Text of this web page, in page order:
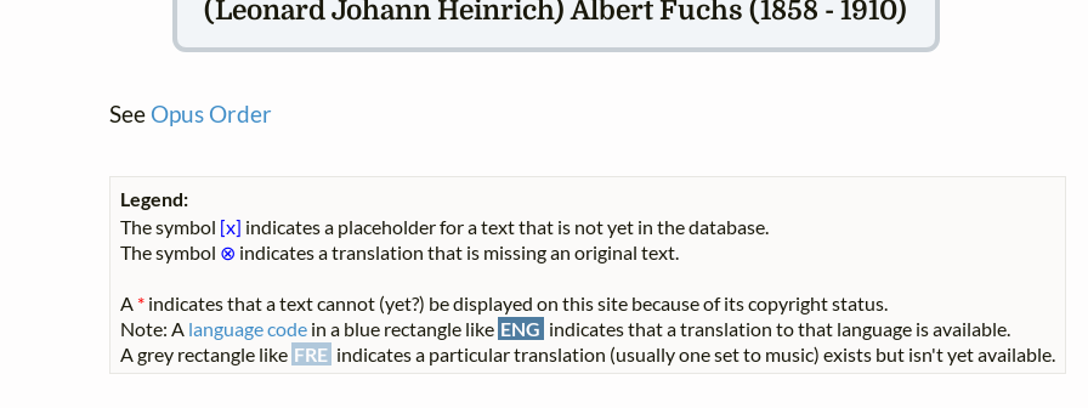
(Leonard Johann Heinrich) Albert Fuchs (1858 - 1910)
See Opus Order
Legend:
The symbol [x] indicates a placeholder for a text that is not yet in the database.
The symbol ⊗ indicates a translation that is missing an original text.
A * indicates that a text cannot (yet?) be displayed on this site because of its copyright status.
Note: A language code in a blue rectangle like ENG indicates that a translation to that language is available.
A grey rectangle like FRE indicates a particular translation (usually one set to music) exists but isn't yet available.